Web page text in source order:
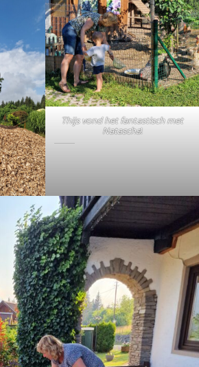
Thijs vond het fantastisch met
Natascha!